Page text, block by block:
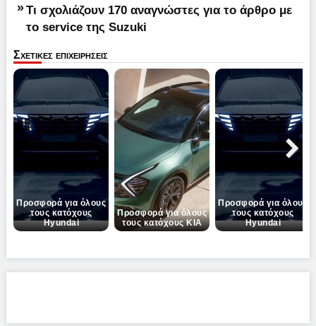
» Τι σχολιάζουν 170 αναγνώστες για το άρθρο με
το service της Suzuki
Σχετικες επιχειρησεις
Προσφορά για όλους
τους κατόχους
Hyundai
Προσφορά για όλους
τους κατόχους ΚΙΑ
Προσφορά για όλους
τους κατόχους
Hyundai
Next
Pause